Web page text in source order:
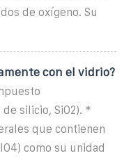
de oxígeno. Su
con el vidrio?
silicio, SiO2). *
que contienen
como su unidad